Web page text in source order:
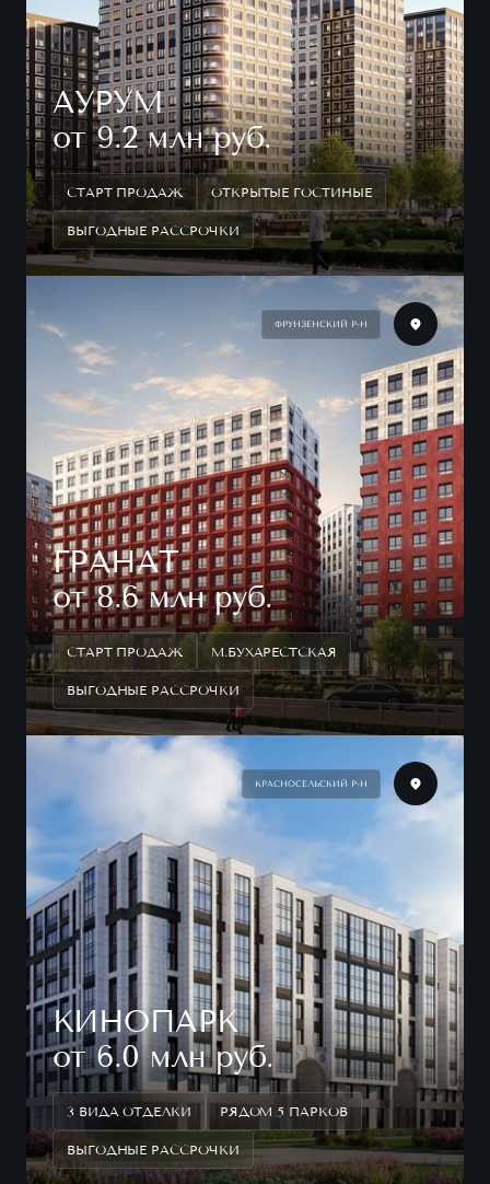
АУРУМ
от 9.2 млн руб.
СТАРТ ПРОДАЖ ОТКРЫТЫЕ ГОСТИНЫЕ
ВЫГОДНЫЕ РАССРОЧКИ
ФРУНЗЕНСКИЙ Р-Н
ГРАНАТ
от 8.6 млн руб.
СТАРТ ПРОДАЖ М.БУХАРЕСТСКАЯ
ВЫГОДНЫЕ РАССРОЧКИ
КРАСНОСЕЛЬСКИЙ Р-Н
КИНОПАРК
от 6.0 млн руб.
3 ВИДА ОТДЕЛКИ РЯДОМ 5 ПАРКОВ
ВЫГОДНЫЕ РАССРОЧКИ